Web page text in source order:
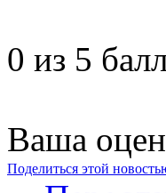
0 из 5
Ваша
Поделиться этой